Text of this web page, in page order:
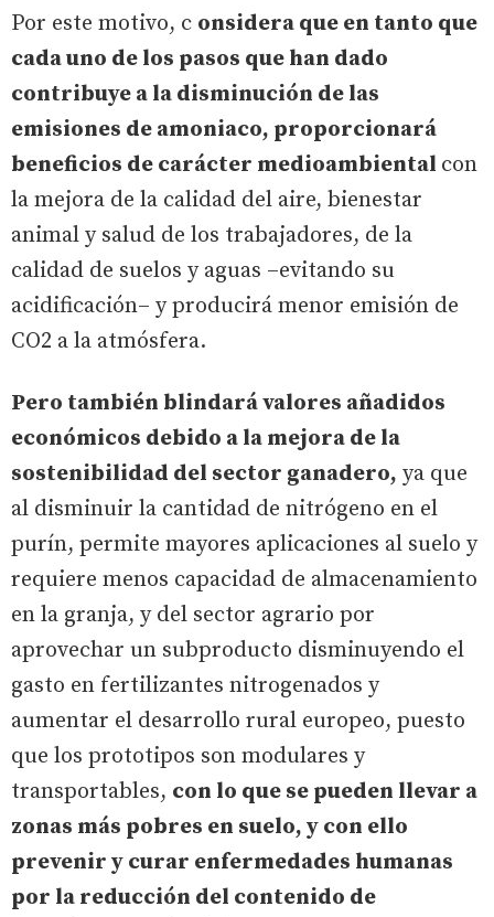
Por este motivo, c onsidera que en tanto que
cada uno de los pasos que han dado
contribuye a la disminución de las
emisiones de amoniaco, proporcionará
beneficios de carácter medioambiental con
la mejora de la calidad del aire, bienestar
animal y salud de los trabajadores, de la
calidad de suelos y aguas –evitando su
acidificación– y producirá menor emisión de
CO2 a la atmósfera.
Pero también blindará valores añadidos
económicos debido a la mejora de la
sostenibilidad del sector ganadero, ya que
al disminuir la cantidad de nitrógeno en el
purín, permite mayores aplicaciones al suelo y
requiere menos capacidad de almacenamiento
en la granja, y del sector agrario por
aprovechar un subproducto disminuyendo el
gasto en fertilizantes nitrogenados y
aumentar el desarrollo rural europeo, puesto
que los prototipos son modulares y
transportables, con lo que se pueden llevar a
zonas más pobres en suelo, y con ello
prevenir y curar enfermedades humanas
por la reducción del contenido de